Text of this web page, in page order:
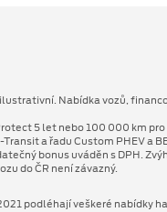
Nabídka vozů,
5 let nebo 100 000 km
Transit a řadu Custom PHEV
bonus uváděn s DPH.
do ČR není závazný.
podléhají veškeré nabídky